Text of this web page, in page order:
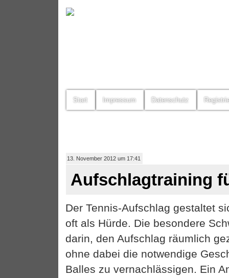
Start Impressum Datenschutz
13. November 2012 um 17:41
Aufschlagtraining
Der Tennis-Aufschlag gestaltet
oft als Hürde. Die besondere
darin, den Aufschlag räumlich
ohne dabei die notwendige
Balles zu vernachlässigen. Ein